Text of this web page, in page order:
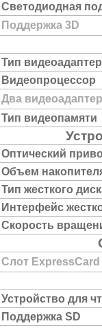
Светодиодная
Поддержка 3D
Тип
Видеопроцессор
Два
Тип видеопамяти
Оптический
Объем
Тип жесткого
Интерфейс
Скорость
Слот ExpressCard
Устройство для
Поддержка SD